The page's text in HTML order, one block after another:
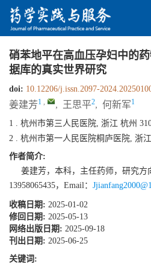
硝苯地平在高血压孕妇中的
据库的真实世界研究
doi: 10.12206/j.issn.2097-
姜建芳1 , , 王思平2, 何新军1
1 . 杭州市第三人民医院, 浙江 杭州
2 . 杭州市第一人民医院桐庐医院, 浙
作者简介:
姜建芳，本科，主任药师，研究方
13958065435，Email：
收稿日期: 2025-01-02
修回日期: 2025-05-13
网络出版日期: 2025-09-18
刊出日期: 2025-06-25
关键词: